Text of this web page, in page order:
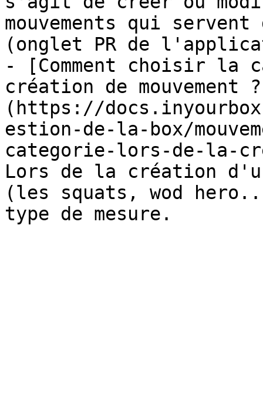
mouvements qui
(onglet PR de
- [Comment choisir la
création de mouvement
(https://
estion-de-la-box/
categorie-lors-de-la-
Lors de la création
(les squats, wod